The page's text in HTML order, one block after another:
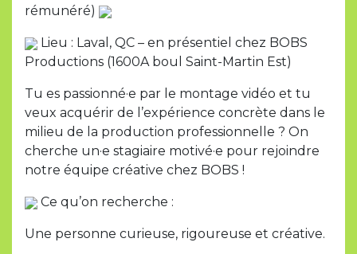
rémunéré)
Lieu : Laval, QC – en présentiel chez BOBS
Productions (1600A boul Saint-Martin Est)
Tu es passionné·e par le montage vidéo et tu
veux acquérir de l’expérience concrète dans le
milieu de la production professionnelle ? On
cherche un·e stagiaire motivé·e pour rejoindre
notre équipe créative chez BOBS !
Ce qu’on recherche :
Une personne curieuse, rigoureuse et créative.